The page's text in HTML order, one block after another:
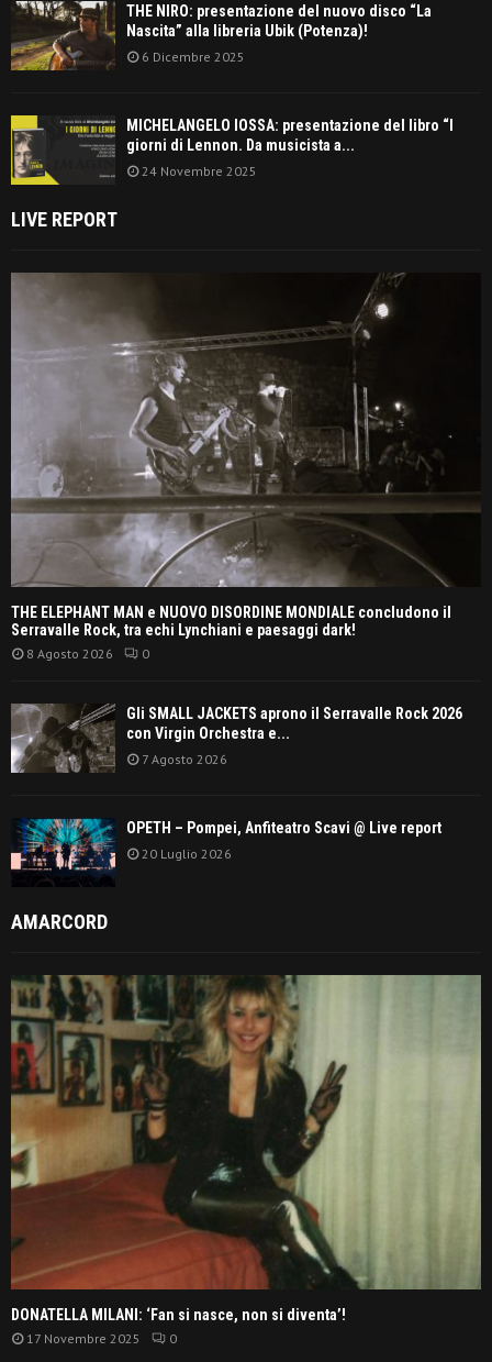
THE NIRO: presentazione del nuovo disco “La
Nascita” alla libreria Ubik (Potenza)!
6 Dicembre 2025
MICHELANGELO IOSSA: presentazione del libro “I
giorni di Lennon. Da musicista a...
24 Novembre 2025
LIVE REPORT
THE ELEPHANT MAN e NUOVO DISORDINE MONDIALE concludono il
Serravalle Rock, tra echi Lynchiani e paesaggi dark!
8 Agosto 2026 0
Gli SMALL JACKETS aprono il Serravalle Rock 2026
con Virgin Orchestra e...
7 Agosto 2026
OPETH – Pompei, Anfiteatro Scavi @ Live report
20 Luglio 2026
AMARCORD
DONATELLA MILANI: ‘Fan si nasce, non si diventa’!
17 Novembre 2025 0